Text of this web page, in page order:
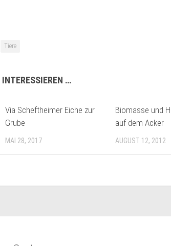
Tiere
…
Via Scheftheimer Eiche zur
Grube
MAI 28, 2017
Biomasse und
auf dem Acker
AUGUST 12, 2012